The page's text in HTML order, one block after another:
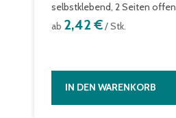
selbstklebend, 2 Seiten offen
ab 2,42 €/ Stk.
IN DEN WARENKORB